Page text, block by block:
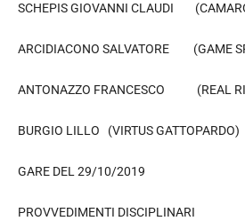
SCHEPIS GIOVANNI CLAUDI
ARCIDIACONO SALVATORE (GAME
ANTONAZZO FRANCESCO
BURGIO LILLO (VIRTUS GATTOPARDO)
GARE DEL 29/10/2019
PROVVEDIMENTI DISCIPLINARI